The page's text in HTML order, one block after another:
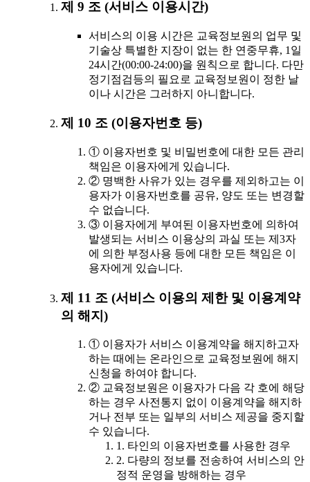
제 9 조 (서비스 이용시간)
서비스의 이용 시간은 교육정보원의 업무 및
기술상 특별한 지장이 없는 한 연중무휴, 1일
24시간(00:00-24:00)을 원칙으로 합니다. 다만
정기점검등의 필요로 교육정보원이 정한 날
이나 시간은 그러하지 아니합니다.
제 10 조 (이용자번호 등)
① 이용자번호 및 비밀번호에 대한 모든 관리
책임은 이용자에게 있습니다.
② 명백한 사유가 있는 경우를 제외하고는 이
용자가 이용자번호를 공유, 양도 또는 변경할
수 없습니다.
③ 이용자에게 부여된 이용자번호에 의하여
발생되는 서비스 이용상의 과실 또는 제3자
에 의한 부정사용 등에 대한 모든 책임은 이
용자에게 있습니다.
제 11 조 (서비스 이용의 제한 및 이용계약
의 해지)
① 이용자가 서비스 이용계약을 해지하고자
하는 때에는 온라인으로 교육정보원에 해지
신청을 하여야 합니다.
② 교육정보원은 이용자가 다음 각 호에 해당
하는 경우 사전통지 없이 이용계약을 해지하
거나 전부 또는 일부의 서비스 제공을 중지할
수 있습니다.
1. 타인의 이용자번호를 사용한 경우
2. 다량의 정보를 전송하여 서비스의 안
정적 운영을 방해하는 경우